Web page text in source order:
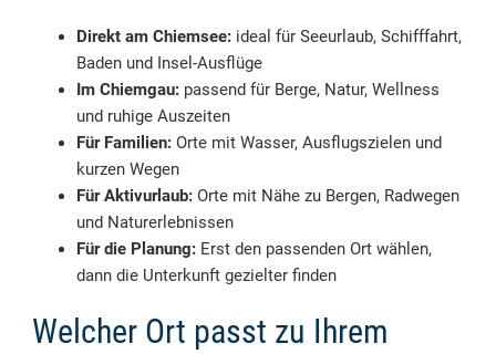
Direkt am Chiemsee: ideal für Seeurlaub, Schifffahrt,
Baden und Insel-Ausflüge
Im Chiemgau: passend für Berge, Natur, Wellness
und ruhige Auszeiten
Für Familien: Orte mit Wasser, Ausflugszielen und
kurzen Wegen
Für Aktivurlaub: Orte mit Nähe zu Bergen, Radwegen
und Naturerlebnissen
Für die Planung: Erst den passenden Ort wählen,
dann die Unterkunft gezielter finden
Welcher Ort passt zu Ihrem